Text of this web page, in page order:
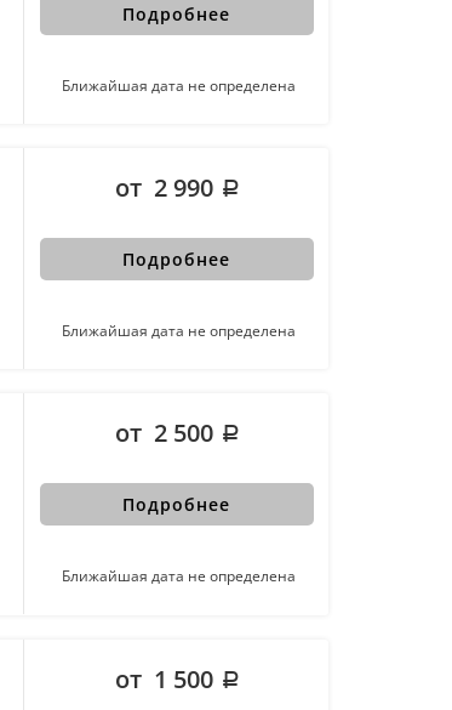
Подробнее
Ближайшая дата не определена
Подробнее
Ближайшая дата не определена
от 2 990
Подробнее
Ближайшая дата не определена
от 2 500
от 1 500